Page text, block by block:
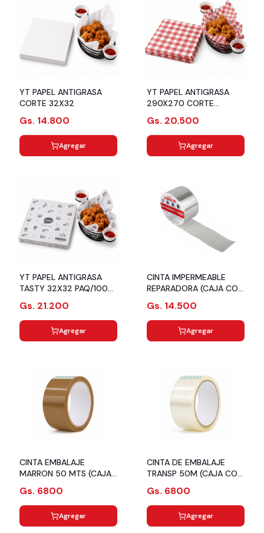
YT PAPEL ANTIGRASA
CORTE 32X32
Gs. 14.800
Agregar
YT PAPEL ANTIGRASA
290X270 CORTE
Gs. 20.500
Agregar
YT PAPEL ANTIGRASA
TASTY 32X32 PAQ/100
Gs. 21.200
Agregar
CINTA IMPERMEABLE
REPARADORA (CAJA CON
Gs. 14.500
Agregar
CINTA EMBALAJE
MARRON 50 MTS (CAJA
Gs. 6800
Agregar
CINTA DE EMBALAJE
TRANSP 50M (CAJA CON
Gs. 6800
Agregar